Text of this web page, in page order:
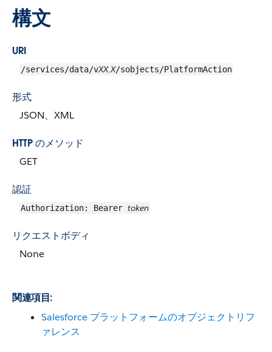
構文
URI
/services/data/vXX.X/sobjects/PlatformAction
形式
JSON、XML
HTTP のメソッド
GET
認証
Authorization: Bearer token
リクエストボディ
None
関連項目:
Salesforce プラットフォームのオブジェクトリフ
ァレンス